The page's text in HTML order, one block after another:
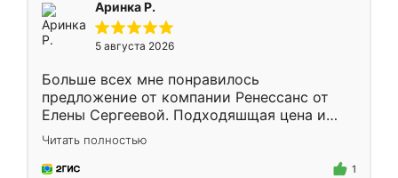
Аринка Р.
5 августа 2026
Больше всех мне понравилось
предложение от компании Ренессанс от
Елены Сергеевой. Подходяшщая цена и
короткие сроки изготовления. Приехавший
для замера сотрудник Владислав
предложил по моему эскизу самый
Читать полностью
1